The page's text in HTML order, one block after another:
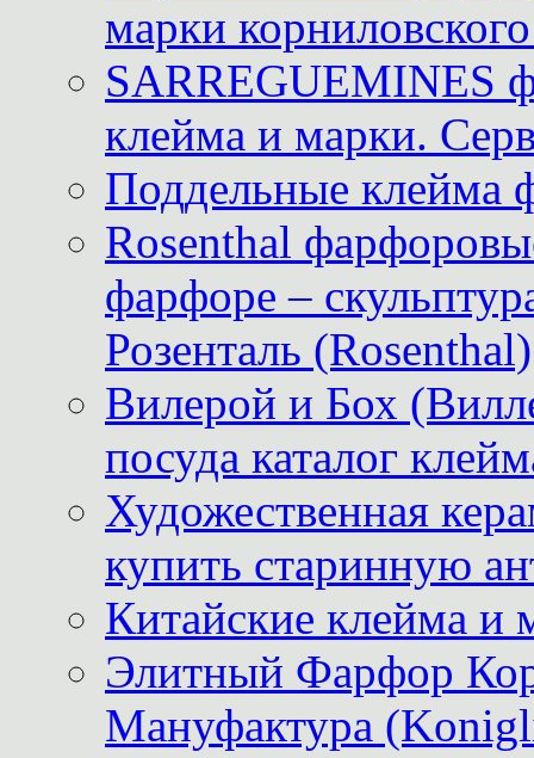
марки
SARREGUEMINES
клейма и марки.
Поддельные клейма
Rosenthal
фарфоре –
Розенталь (Rosenthal)
Вилерой и Бох
посуда каталог
Художественная
купить старинную
Китайские клейма и
Элитный Фарфор
Мануфактура